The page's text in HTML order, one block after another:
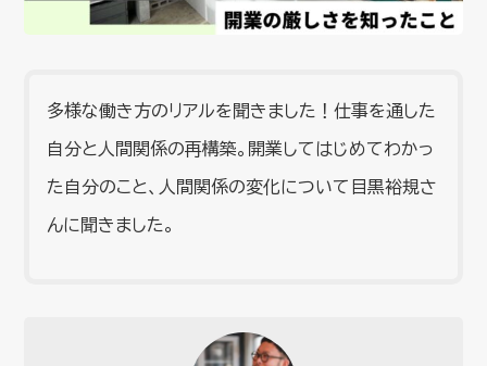
多様な働き方のリアルを聞きました！仕事を通した
自分と人間関係の再構築。開業してはじめてわかっ
た自分のこと、人間関係の変化について目黒裕規さ
んに聞きました。